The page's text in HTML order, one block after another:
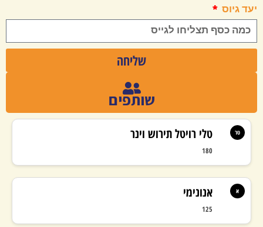
יעד גיוס
שליחה
שותפים
טלי רויטל תירוש וינר
180
טר
אנונימי
125
א